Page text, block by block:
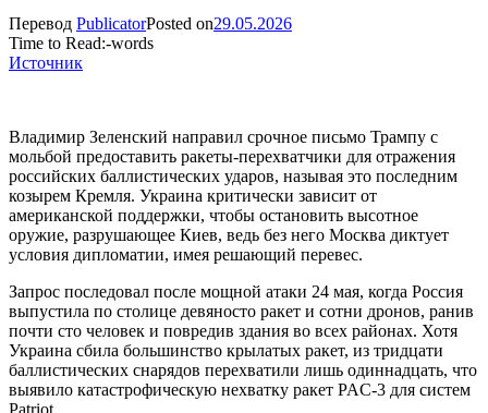
Перевод PublicatorPosted on29.05.2026
Time to Read:-words
Источник
Владимир Зеленский направил срочное письмо Трампу с
мольбой предоставить ракеты-перехватчики для отражения
российских баллистических ударов, называя это последним
козырем Кремля. Украина критически зависит от
американской поддержки, чтобы остановить высотное
оружие, разрушающее Киев, ведь без него Москва диктует
условия дипломатии, имея решающий перевес.
Запрос последовал после мощной атаки 24 мая, когда Россия
выпустила по столице девяносто ракет и сотни дронов, ранив
почти сто человек и повредив здания во всех районах. Хотя
Украина сбила большинство крылатых ракет, из тридцати
баллистических снарядов перехватили лишь одиннадцать, что
выявило катастрофическую нехватку ракет PAC-3 для систем
Patriot.